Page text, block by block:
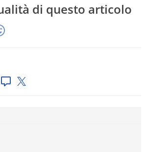
di questo articolo